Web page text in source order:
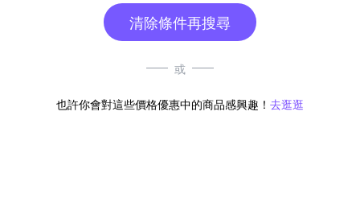
清除條件再搜尋
或
也許你會對這些價格優惠中的商品感興趣！ 去逛逛